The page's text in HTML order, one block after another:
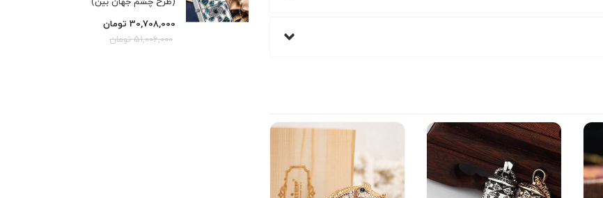
30,708,000 تومان
51,006,000 تومان